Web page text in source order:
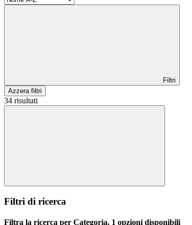
Filtri
Azzera filtri
34 risultati
Filtri di ricerca
Filtra la ricerca per Categoria, 1 opzioni disponibili